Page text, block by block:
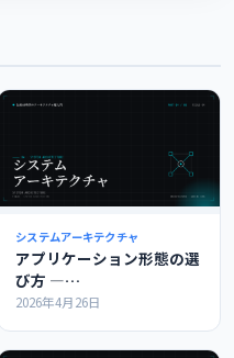
システムアーキテクチャ
アプリケーション形態の選
び方 ―
Web/Native/Hybrid ― 生
超入門
2026年4月26日